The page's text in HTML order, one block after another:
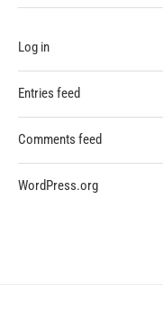
Log in
Entries feed
Comments feed
WordPress.org